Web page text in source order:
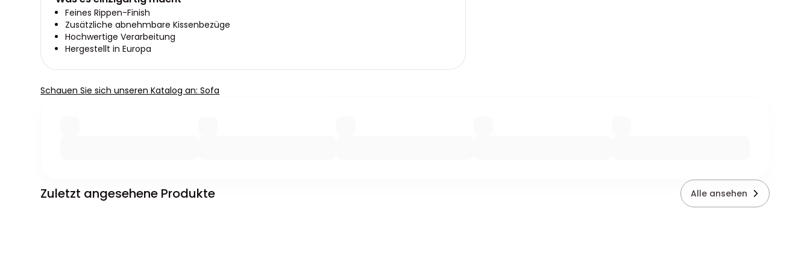
Feines Rippen-Finish
Zusätzliche abnehmbare Kissenbezüge
Hochwertige Verarbeitung
Hergestellt in Europa
Schauen Sie sich unseren Katalog an: Sofa
Zuletzt angesehene Produkte Alle ansehen